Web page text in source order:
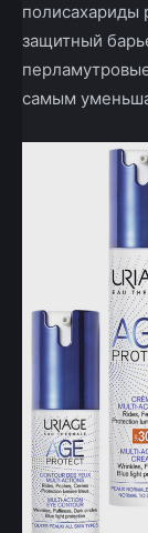
полисахариды
защитный
самым